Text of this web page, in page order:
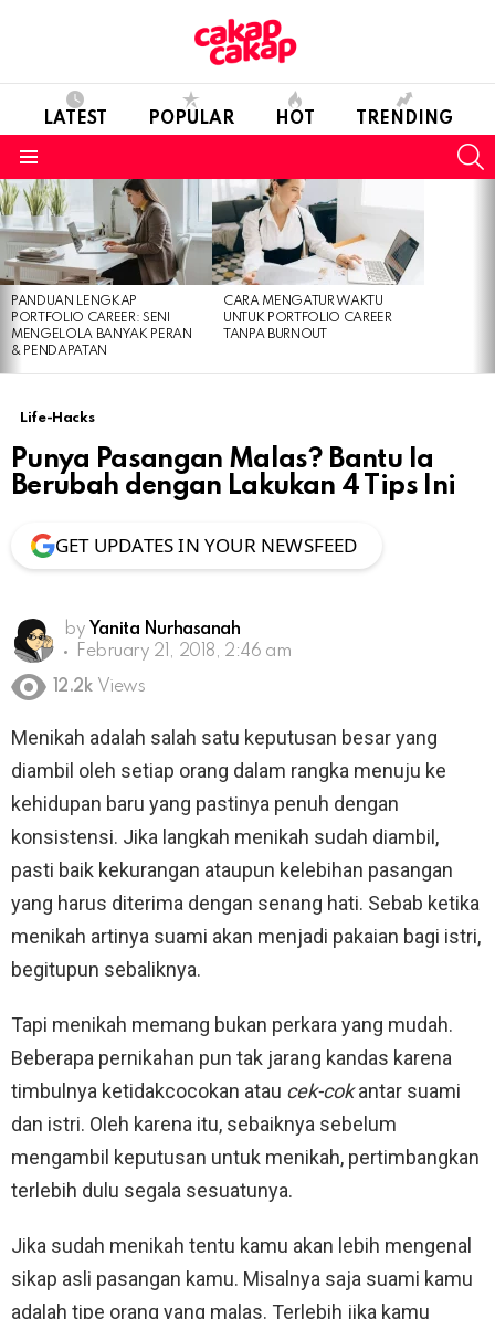
LATEST POPULAR HOT TRENDING
LATEST
STORIES
PANDUAN LENGKAP
PORTFOLIO CAREER: SENI
MENGELOLA BANYAK PERAN
& PENDAPATAN
CARA MENGATUR WAKTU
UNTUK PORTFOLIO CAREER
TANPA BURNOUT
Life-Hacks
Punya Pasangan Malas? Bantu Ia
Berubah dengan Lakukan 4 Tips Ini
GET UPDATES IN YOUR NEWSFEED
by Yanita Nurhasanah
February 21, 2018, 2:46 am
12.2k Views
Menikah adalah salah satu keputusan besar yang
diambil oleh setiap orang dalam rangka menuju ke
kehidupan baru yang pastinya penuh dengan
konsistensi. Jika langkah menikah sudah diambil,
pasti baik kekurangan ataupun kelebihan pasangan
yang harus diterima dengan senang hati. Sebab ketika
menikah artinya suami akan menjadi pakaian bagi istri,
begitupun sebaliknya.
Tapi menikah memang bukan perkara yang mudah.
Beberapa pernikahan pun tak jarang kandas karena
timbulnya ketidakcocokan atau cek-cokantar suami
dan istri. Oleh karena itu, sebaiknya sebelum
mengambil keputusan untuk menikah, pertimbangkan
terlebih dulu segala sesuatunya.
Jika sudah menikah tentu kamu akan lebih mengenal
sikap asli pasangan kamu. Misalnya saja suami kamu
adalah tipe orang yang malas. Terlebih jika kamu